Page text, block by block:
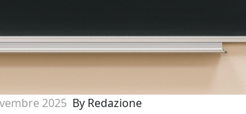
2025 By Redazione